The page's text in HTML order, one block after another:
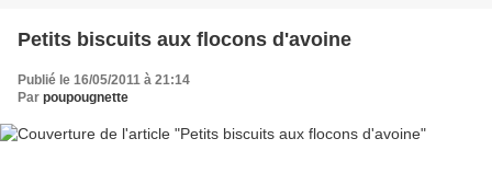
Petits biscuits aux flocons d'avoine
Publié le 16/05/2011 à 21:14
Par poupougnette